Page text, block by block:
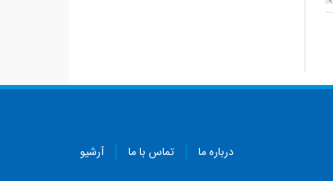
درباره ما تماس با ما آرشیو